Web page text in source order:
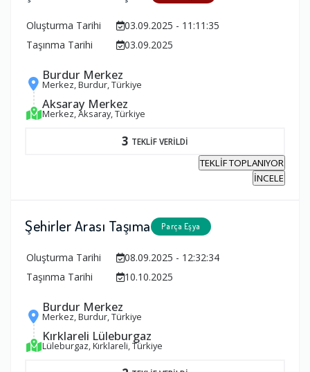
Oluşturma Tarihi
03.09.2025 - 11:11:35
Taşınma Tarihi
03.09.2025
Burdur Merkez
Merkez, Burdur, Türkiye
Aksaray Merkez
Merkez, Aksaray, Türkiye
3 TEKLİF VERİLDİ
TEKLİF TOPLANIYOR
İNCELE
Şehirler Arası Taşıma Parça Eşya
Oluşturma Tarihi
08.09.2025 - 12:32:34
Taşınma Tarihi
10.10.2025
Burdur Merkez
Merkez, Burdur, Türkiye
Kırklareli Lüleburgaz
Lüleburgaz, Kırklareli, Türkiye